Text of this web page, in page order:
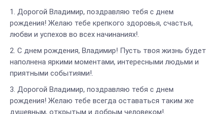
Дорогой Владимир, поздравляю тебя с днем
рождения! Желаю тебе крепкого здоровья, счастья,
любви и успехов во всех начинаниях!.
С днем рождения, Владимир! Пусть твоя жизнь будет
наполнена яркими моментами, интересными людьми и
приятными событиями!.
Дорогой Владимир, поздравляю тебя с днем
рождения! Желаю тебе всегда оставаться таким же
душевным, открытым и добрым человеком!.